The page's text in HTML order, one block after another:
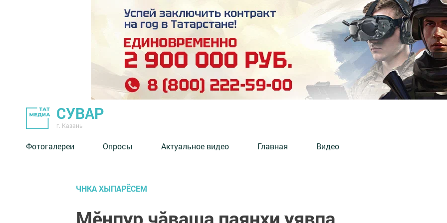
СУВАР
г. Казань
Фотогалереи Опросы Актуальное видео Главная Видео
ЧНКА ХЫПАРӖСЕМ
Мĕнпур чăваша паянхи уявпа